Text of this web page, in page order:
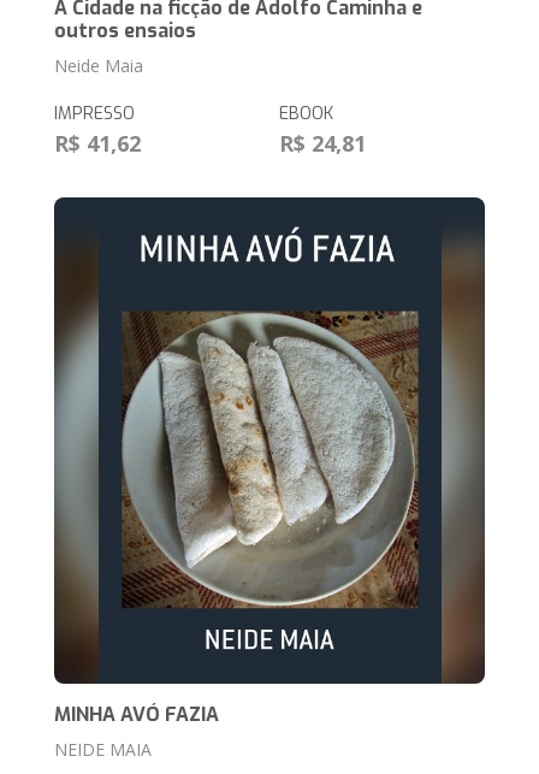
A Cidade na ficção de Adolfo Caminha e
outros ensaios
Neide Maia
IMPRESSO
R$ 41,62
EBOOK
R$ 24,81
MINHA AVÓ FAZIA
NEIDE MAIA